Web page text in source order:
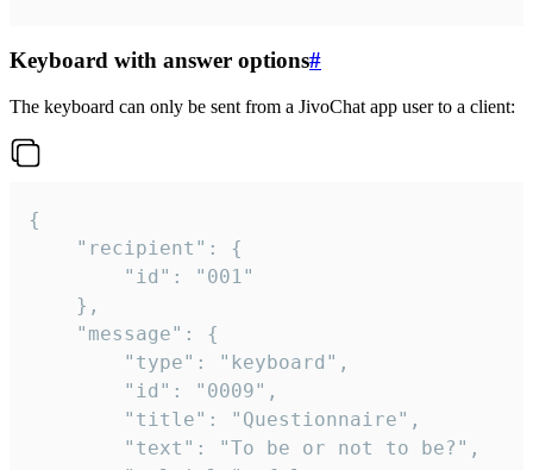
Keyboard with answer options#
The keyboard can only be sent from a JivoChat app user to a client:
{